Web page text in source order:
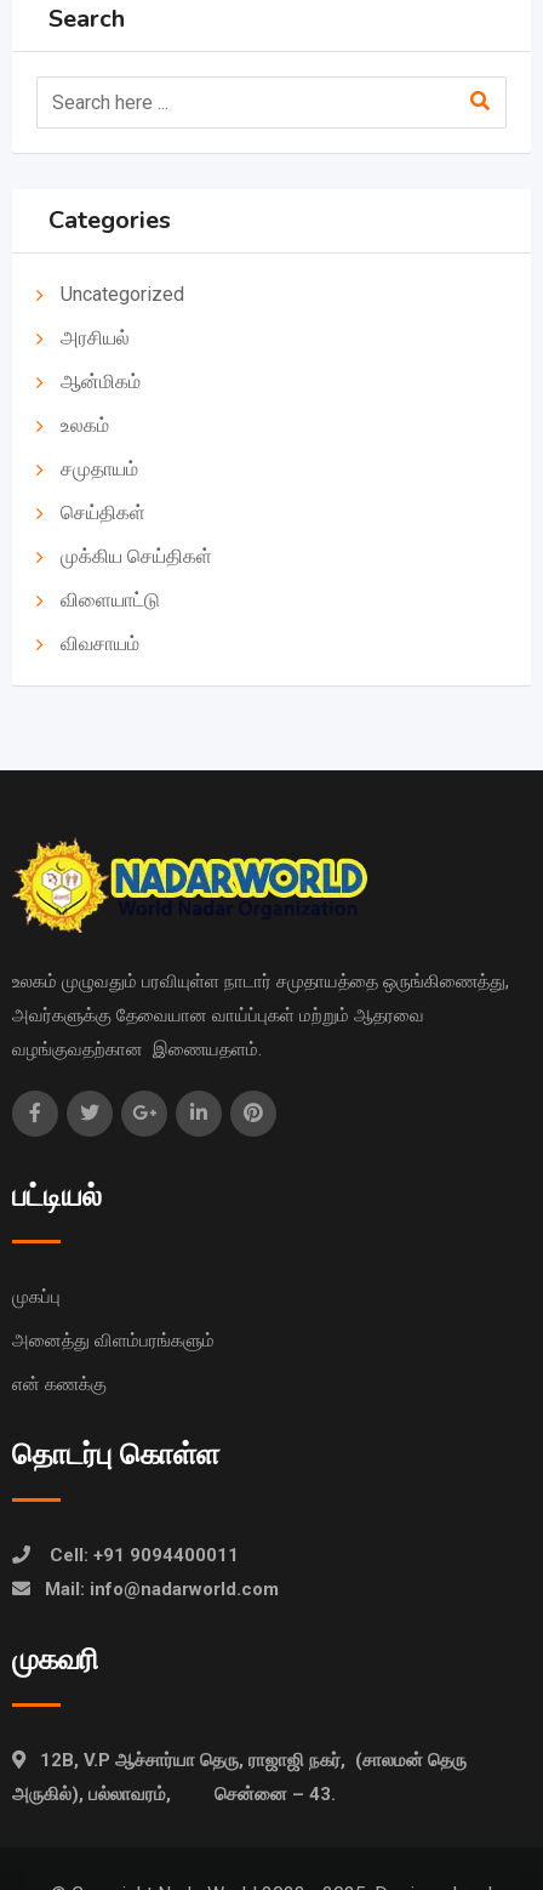
Search
Categories
Uncategorized
அரசியல்
ஆன்மிகம்
உலகம்
சமுதாயம்
செய்திகள்
முக்கிய செய்திகள்
விளையாட்டு
விவசாயம்
உலகம் முழுவதும் பரவியுள்ள நாடார் சமுதாயத்தை ஒருங்கிணைத்து,
அவர்களுக்கு தேவையான வாய்ப்புகள் மற்றும் ஆதரவை
வழங்குவதற்கான இணையதளம்.
பட்டியல்
முகப்பு
அனைத்து விளம்பரங்களும்
என் கணக்கு
தொடர்பு கொள்ள
Cell: +91 9094400011
Mail: info@nadarworld.com
முகவரி
12B, V.P ஆச்சார்யா தெரு, ராஜாஜி நகர், (சாலமன் தெரு
அருகில்), பல்லாவரம், சென்னை – 43.